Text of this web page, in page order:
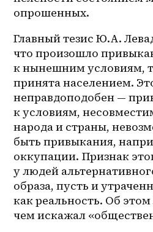
опрошенных.
Главный тезис Ю.А.
что произошло
к нынешним условиям,
принята населением.
неправдоподобен —
к условиям,
народа и страны,
быть привыкания,
оккупации. Признак
у людей
образа, пусть и
как реальность. Об
чем искажал